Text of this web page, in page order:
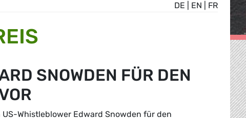
DE EN FR
SNOWDEN FÜR DEN
Whistleblower Edward Snowden für den